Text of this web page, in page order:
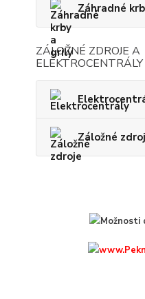
Záhradné
ZÁLOŽNÉ ZDROJE A
ELEKTROCENTRÁLY
Záložné